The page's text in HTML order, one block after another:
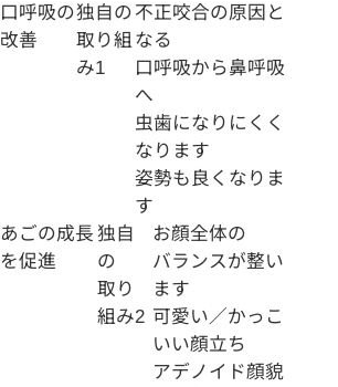
口呼吸の
改善
独自の
取り組
み1
不正咬合の原因と
なる
口呼吸から鼻呼吸
へ
虫歯になりにくく
なります
姿勢も良くなりま
す
あごの成長
を促進
独自
の
取り
組み2
お顔全体の
バランスが整い
ます
可愛い／かっこ
いい顔立ち
アデノイド顔貌